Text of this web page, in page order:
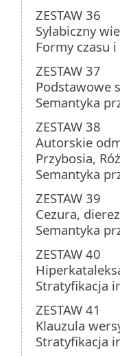
ZESTAW 36
Sylabiczny
Formy czasu
ZESTAW 37
Podstawowe
Semantyka
ZESTAW 38
Autorskie
Przybosia,
Semantyka
ZESTAW 39
Cezura,
Semantyka
ZESTAW 40
Stratyfikacja
ZESTAW 41
Klauzula
Stratyfikacja